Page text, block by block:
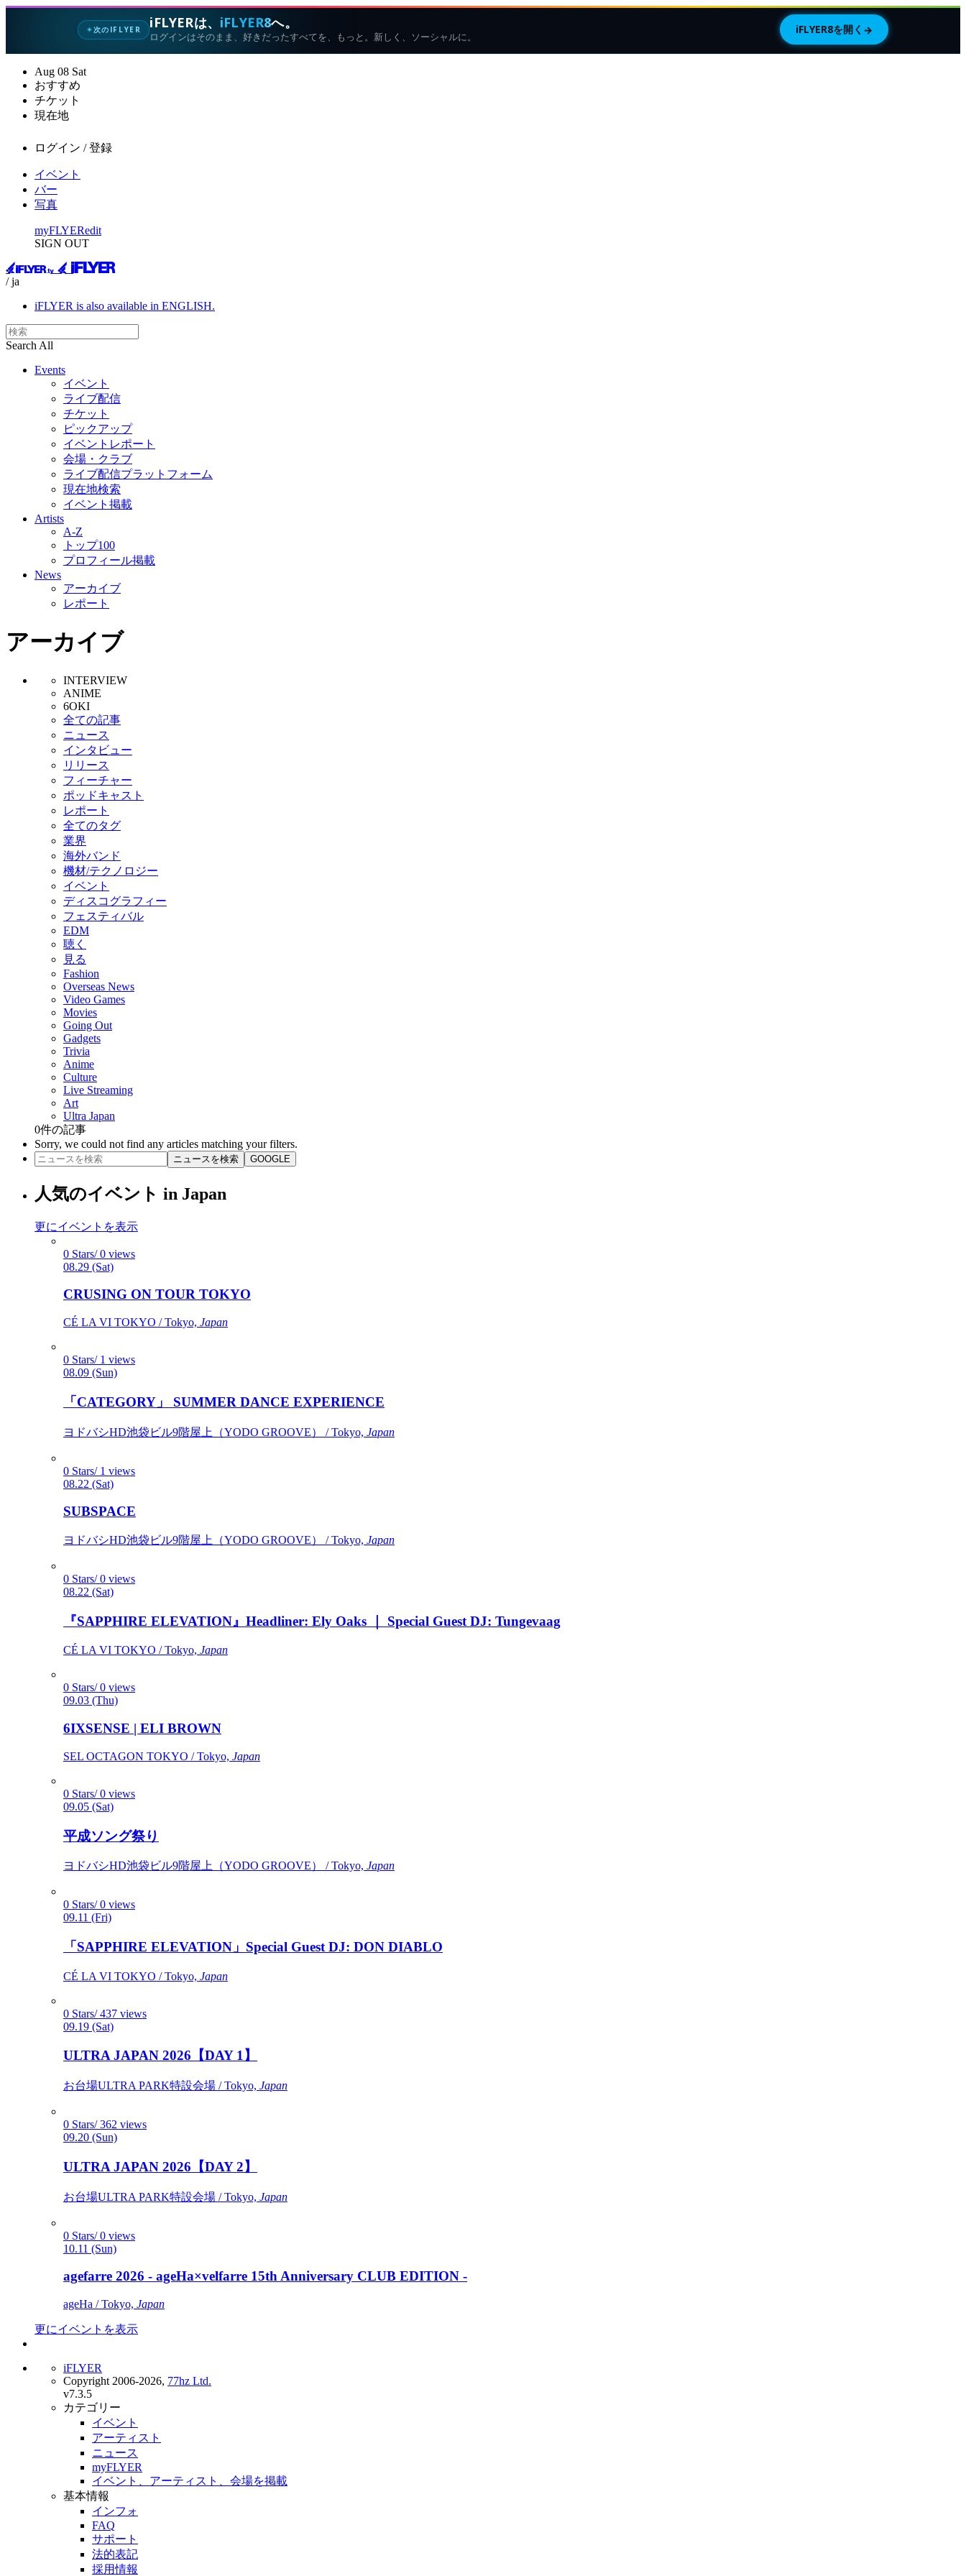
✦次のIFLYER iFLYERは、 iFLYER8へ。
ログインはそのまま、好きだったすべてを、もっと。新しく、ソーシャルに。
iFLYER8を開く →
Aug 08 Sat
おすすめ
チケット
現在地
ログイン / 登録
イベント
バー
写真
myFLYERedit
SIGN OUT
/ ja
iFLYER is also available in ENGLISH.
Search All
Events
イベント
ライブ配信
チケット
ピックアップ
イベントレポート
会場・クラブ
ライブ配信プラットフォーム
現在地検索
イベント掲載
Artists
A-Z
トップ100
プロフィール掲載
News
アーカイブ
レポート
アーカイブ
INTERVIEW
ANIME
6OKI
全ての記事
ニュース
インタビュー
リリース
フィーチャー
ポッドキャスト
レポート
全てのタグ
業界
海外バンド
機材/テクノロジー
イベント
ディスコグラフィー
フェスティバル
EDM
聴く
見る
Fashion
Overseas News
Video Games
Movies
Going Out
Gadgets
Trivia
Anime
Culture
Live Streaming
Art
Ultra Japan
0件の記事
Sorry, we could not find any articles matching your filters.
ニュースを検索 GOOGLE
人気のイベント in Japan
更にイベントを表示
0 Stars/ 0 views
08.29 (Sat)
CRUSING ON TOUR TOKYO
CÉ LA VI TOKYO / Tokyo, Japan
0 Stars/ 1 views
08.09 (Sun)
「CATEGORY」 SUMMER DANCE EXPERIENCE
ヨドバシHD池袋ビル9階屋上（YODO GROOVE） / Tokyo, Japan
0 Stars/ 1 views
08.22 (Sat)
SUBSPACE
ヨドバシHD池袋ビル9階屋上（YODO GROOVE） / Tokyo, Japan
0 Stars/ 0 views
08.22 (Sat)
『SAPPHIRE ELEVATION』Headliner: Ely Oaks ｜ Special Guest DJ: Tungevaag
CÉ LA VI TOKYO / Tokyo, Japan
0 Stars/ 0 views
09.03 (Thu)
6IXSENSE | ELI BROWN
SEL OCTAGON TOKYO / Tokyo, Japan
0 Stars/ 0 views
09.05 (Sat)
平成ソング祭り
ヨドバシHD池袋ビル9階屋上（YODO GROOVE） / Tokyo, Japan
0 Stars/ 0 views
09.11 (Fri)
「SAPPHIRE ELEVATION」Special Guest DJ: DON DIABLO
CÉ LA VI TOKYO / Tokyo, Japan
0 Stars/ 437 views
09.19 (Sat)
ULTRA JAPAN 2026【DAY 1】
お台場ULTRA PARK特設会場 / Tokyo, Japan
0 Stars/ 362 views
09.20 (Sun)
ULTRA JAPAN 2026【DAY 2】
お台場ULTRA PARK特設会場 / Tokyo, Japan
0 Stars/ 0 views
10.11 (Sun)
agefarre 2026 - ageHa×velfarre 15th Anniversary CLUB EDITION -
ageHa / Tokyo, Japan
更にイベントを表示
iFLYER
Copyright 2006-2026, 77hz Ltd.
v7.3.5
カテゴリー
イベント
アーティスト
ニュース
myFLYER
イベント、アーティスト、会場を掲載
基本情報
インフォ
FAQ
サポート
法的表記
採用情報